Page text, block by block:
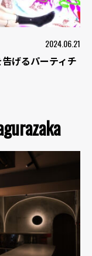
2024.06.21
げるパーティチ